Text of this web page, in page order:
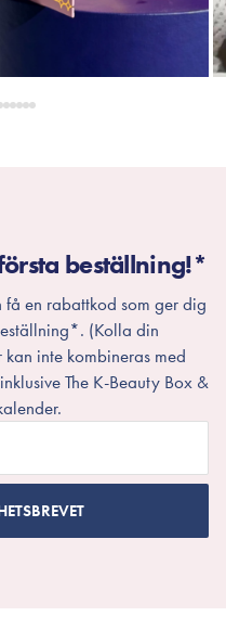
beställning!*
en rabattkod som ger dig
(Kolla din
inte kombineras med
The K-Beauty Box &